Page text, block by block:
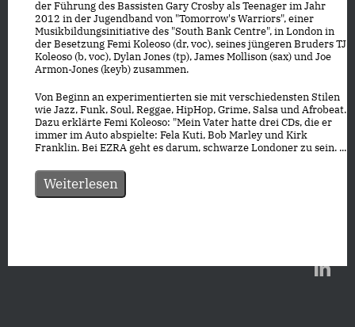
der Führung des Bassisten Gary Crosby als Teenager im Jahr
2012 in der Jugendband von "Tomorrow's Warriors", einer
Musikbildungsinitiative des "South Bank Centre", in London in
der Besetzung Femi Koleoso (dr, voc), seines jüngeren Bruders TJ
Koleoso (b, voc), Dylan Jones (tp), James Mollison (sax) und Joe
Armon-Jones (keyb) zusammen.
Von Beginn an experimentierten sie mit verschiedensten Stilen
wie Jazz, Funk, Soul, Reggae, HipHop, Grime, Salsa und Afrobeat.
Dazu erklärte Femi Koleoso: "Mein Vater hatte drei CDs, die er
immer im Auto abspielte: Fela Kuti, Bob Marley und Kirk
Franklin. Bei EZRA geht es darum, schwarze Londoner zu sein. ...
Weiterlesen